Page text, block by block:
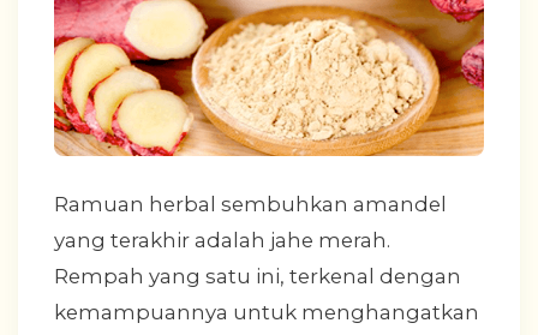
Ramuan herbal sembuhkan amandel
yang terakhir adalah jahe merah.
Rempah yang satu ini, terkenal dengan
kemampuannya untuk menghangatkan